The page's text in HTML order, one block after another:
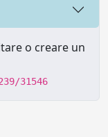
o creare un
31546